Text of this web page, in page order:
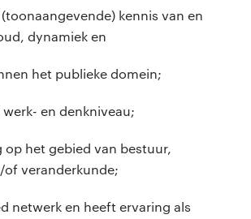
kennis van en
dynamiek en
het publieke domein;
en denkniveau;
op het gebied van bestuur,
veranderkunde;
netwerk en heeft ervaring als